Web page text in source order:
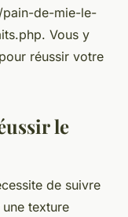
de-mie-le-
Vous y
réussir votre
le
de suivre
texture